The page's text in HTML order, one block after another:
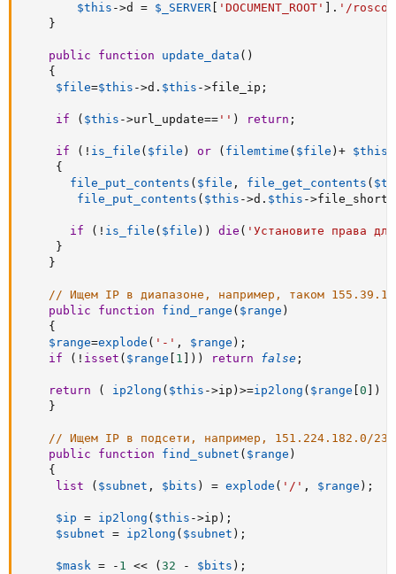
$this ->d = $_SERVER 'DOCUMENT_ROOT' . '/
}
public function update_data ( )
{
$file=$this ->d . $this ->file_ip ;
if ( $this ->url_update== '' ) return ;
if ( ! is_file ( $file ) or ( filemtime ( $file ) + $this
{
file_put_contents ( $file , file_get_contents (
file_put_contents ( $this ->d . $this ->file_short
if ( ! is_file ( $file ) ) die ( 'Установите права
}
}
// Ищем IP в диапазоне, например, таком
public
function find_range ( $range )
{
$range=explode ( '-' , $range ) ;
if
( ! isset ( $range 1 ) ) return false ;
return ( ip2long ( $this ->ip ) >=ip2long ( $range 0 )
}
// Ищем IP в подсети, например, 151.224.182.0/23
public
function find_subnet ( $range )
{
list
( $subnet , $bits ) = explode ( '/' , $range ) ;
$ip = ip2long ( $this ->ip ) ;
$subnet = ip2long ( $subnet ) ;
$mask = - 1 << ( 32 - $bits ) ;